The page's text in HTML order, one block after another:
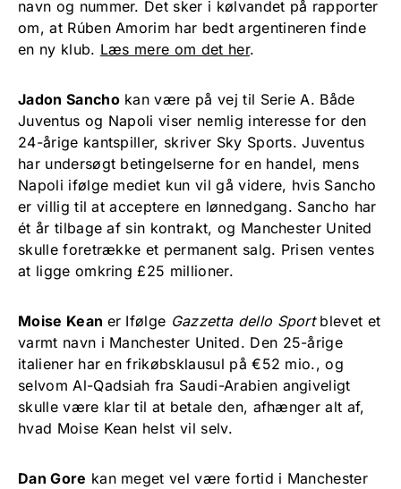
navn og nummer. Det sker i kølvandet på rapporter
om, at Rúben Amorim har bedt argentineren finde
en ny klub. Læs mere om det her.
Jadon Sanchokan være på vej til Serie A. Både
Juventus og Napoli viser nemlig interesse for den
24-årige kantspiller, skriver Sky Sports. Juventus
har undersøgt betingelserne for en handel, mens
Napoli ifølge mediet kun vil gå videre, hvis Sancho
er villig til at acceptere en lønnedgang. Sancho har
ét år tilbage af sin kontrakt, og Manchester United
skulle foretrække et permanent salg. Prisen ventes
at ligge omkring £25 millioner.
Moise Kean er Ifølge Gazzetta dello Sportblevet et
varmt navn i Manchester United. Den 25-årige
italiener har en frikøbsklausul på €52 mio., og
selvom Al-Qadsiah fra Saudi-Arabien angiveligt
skulle være klar til at betale den, afhænger alt af,
hvad Moise Kean helst vil selv.
Dan Gore kan meget vel være fortid i Manchester